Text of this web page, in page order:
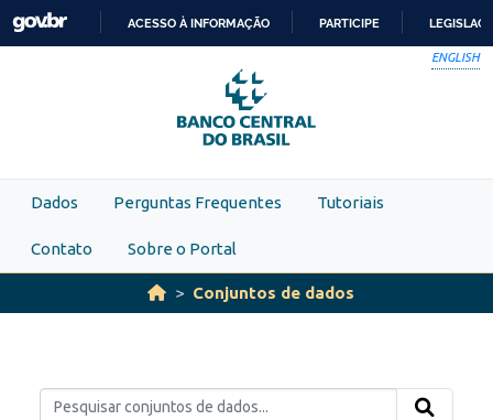
Skip to main content
PARA
O
CONTEÚDO
ACESSO À INFORMAÇÃO PARTICIPE
ENGLISH
Dados Perguntas Frequentes Tutoriais
Contato Sobre o Portal
Conjuntos de dados